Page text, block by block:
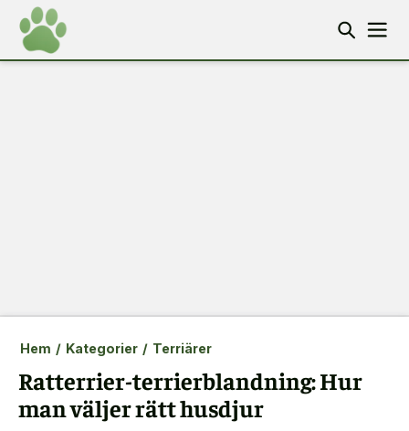
Hem / Kategorier / Terriärer
Ratterrier-terrierblandning: Hur
man väljer rätt husdjur